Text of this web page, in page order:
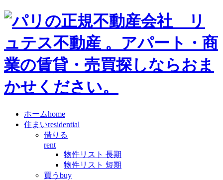
ホームhome
住まいresidential
借りる
rent
物件リスト 長期
物件リスト 短期
買う buy